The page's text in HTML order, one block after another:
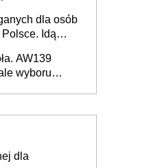
dla osób
Idą
AW139
wyboru
dla